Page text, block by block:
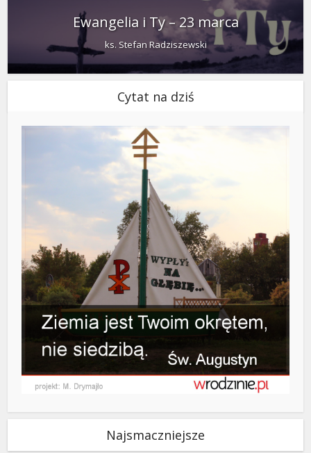
Ewangelia i Ty – 23 marca
ks. Stefan Radziszewski
Cytat na dziś
Najsmaczniejsze